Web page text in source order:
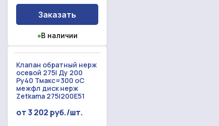
Заказать
●В наличии
Клапан обратный нерж
осевой 275I Ду 200
Ру40 Тмакс=300 оС
межфл диск нерж
Zetkama 275I200E51
от 3 202 руб./шт.